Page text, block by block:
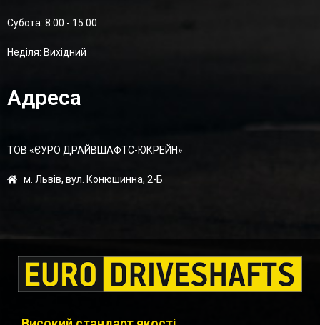
Суботa: 8:00 - 15:00
Неділя: Вихідний
Адреса
ТОВ «ЄУРО ДРАЙВШАФТC-ЮКРЕЙН»
м. Львів, вул. Конюшинна, 2-Б